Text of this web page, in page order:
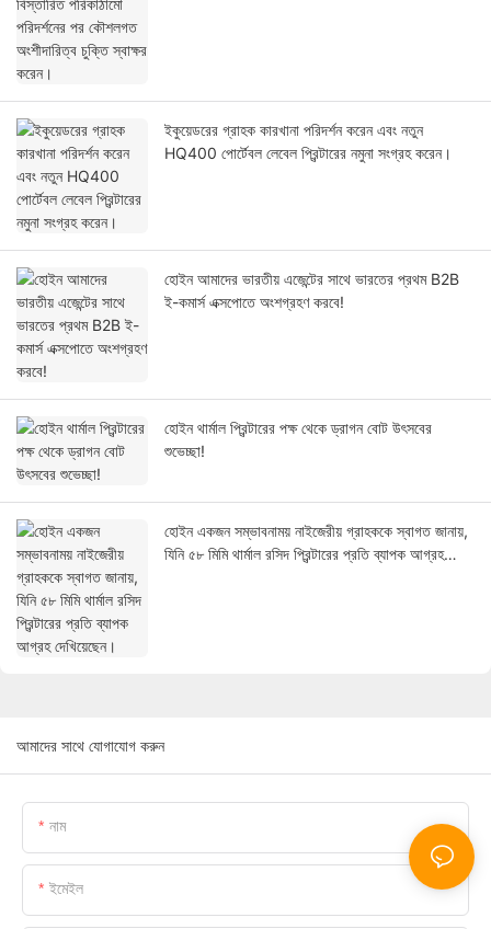
ইকুয়েডরের গ্রাহক কারখানা পরিদর্শন করেন এবং নতুন
HQ400 পোর্টেবল লেবেল প্রিন্টারের নমুনা সংগ্রহ করেন।
হোইন আমাদের ভারতীয় এজেন্টের সাথে ভারতের প্রথম B2B
ই-কমার্স এক্সপোতে অংশগ্রহণ করবে!
হোইন থার্মাল প্রিন্টারের পক্ষ থেকে ড্রাগন বোট উৎসবের
শুভেচ্ছা!
হোইন একজন সম্ভাবনাময় নাইজেরীয় গ্রাহককে স্বাগত জানায়,
যিনি ৫৮ মিমি থার্মাল রসিদ প্রিন্টারের প্রতি ব্যাপক আগ্রহ
আমাদের সাথে যোগাযোগ করুন
নাম
ইমেইল